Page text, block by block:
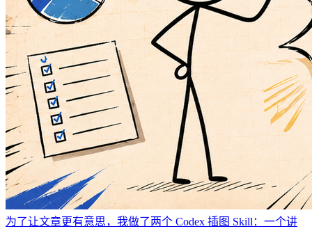
为了让文章更有意思，我做了两个 Codex 插图 Skill：一个讲